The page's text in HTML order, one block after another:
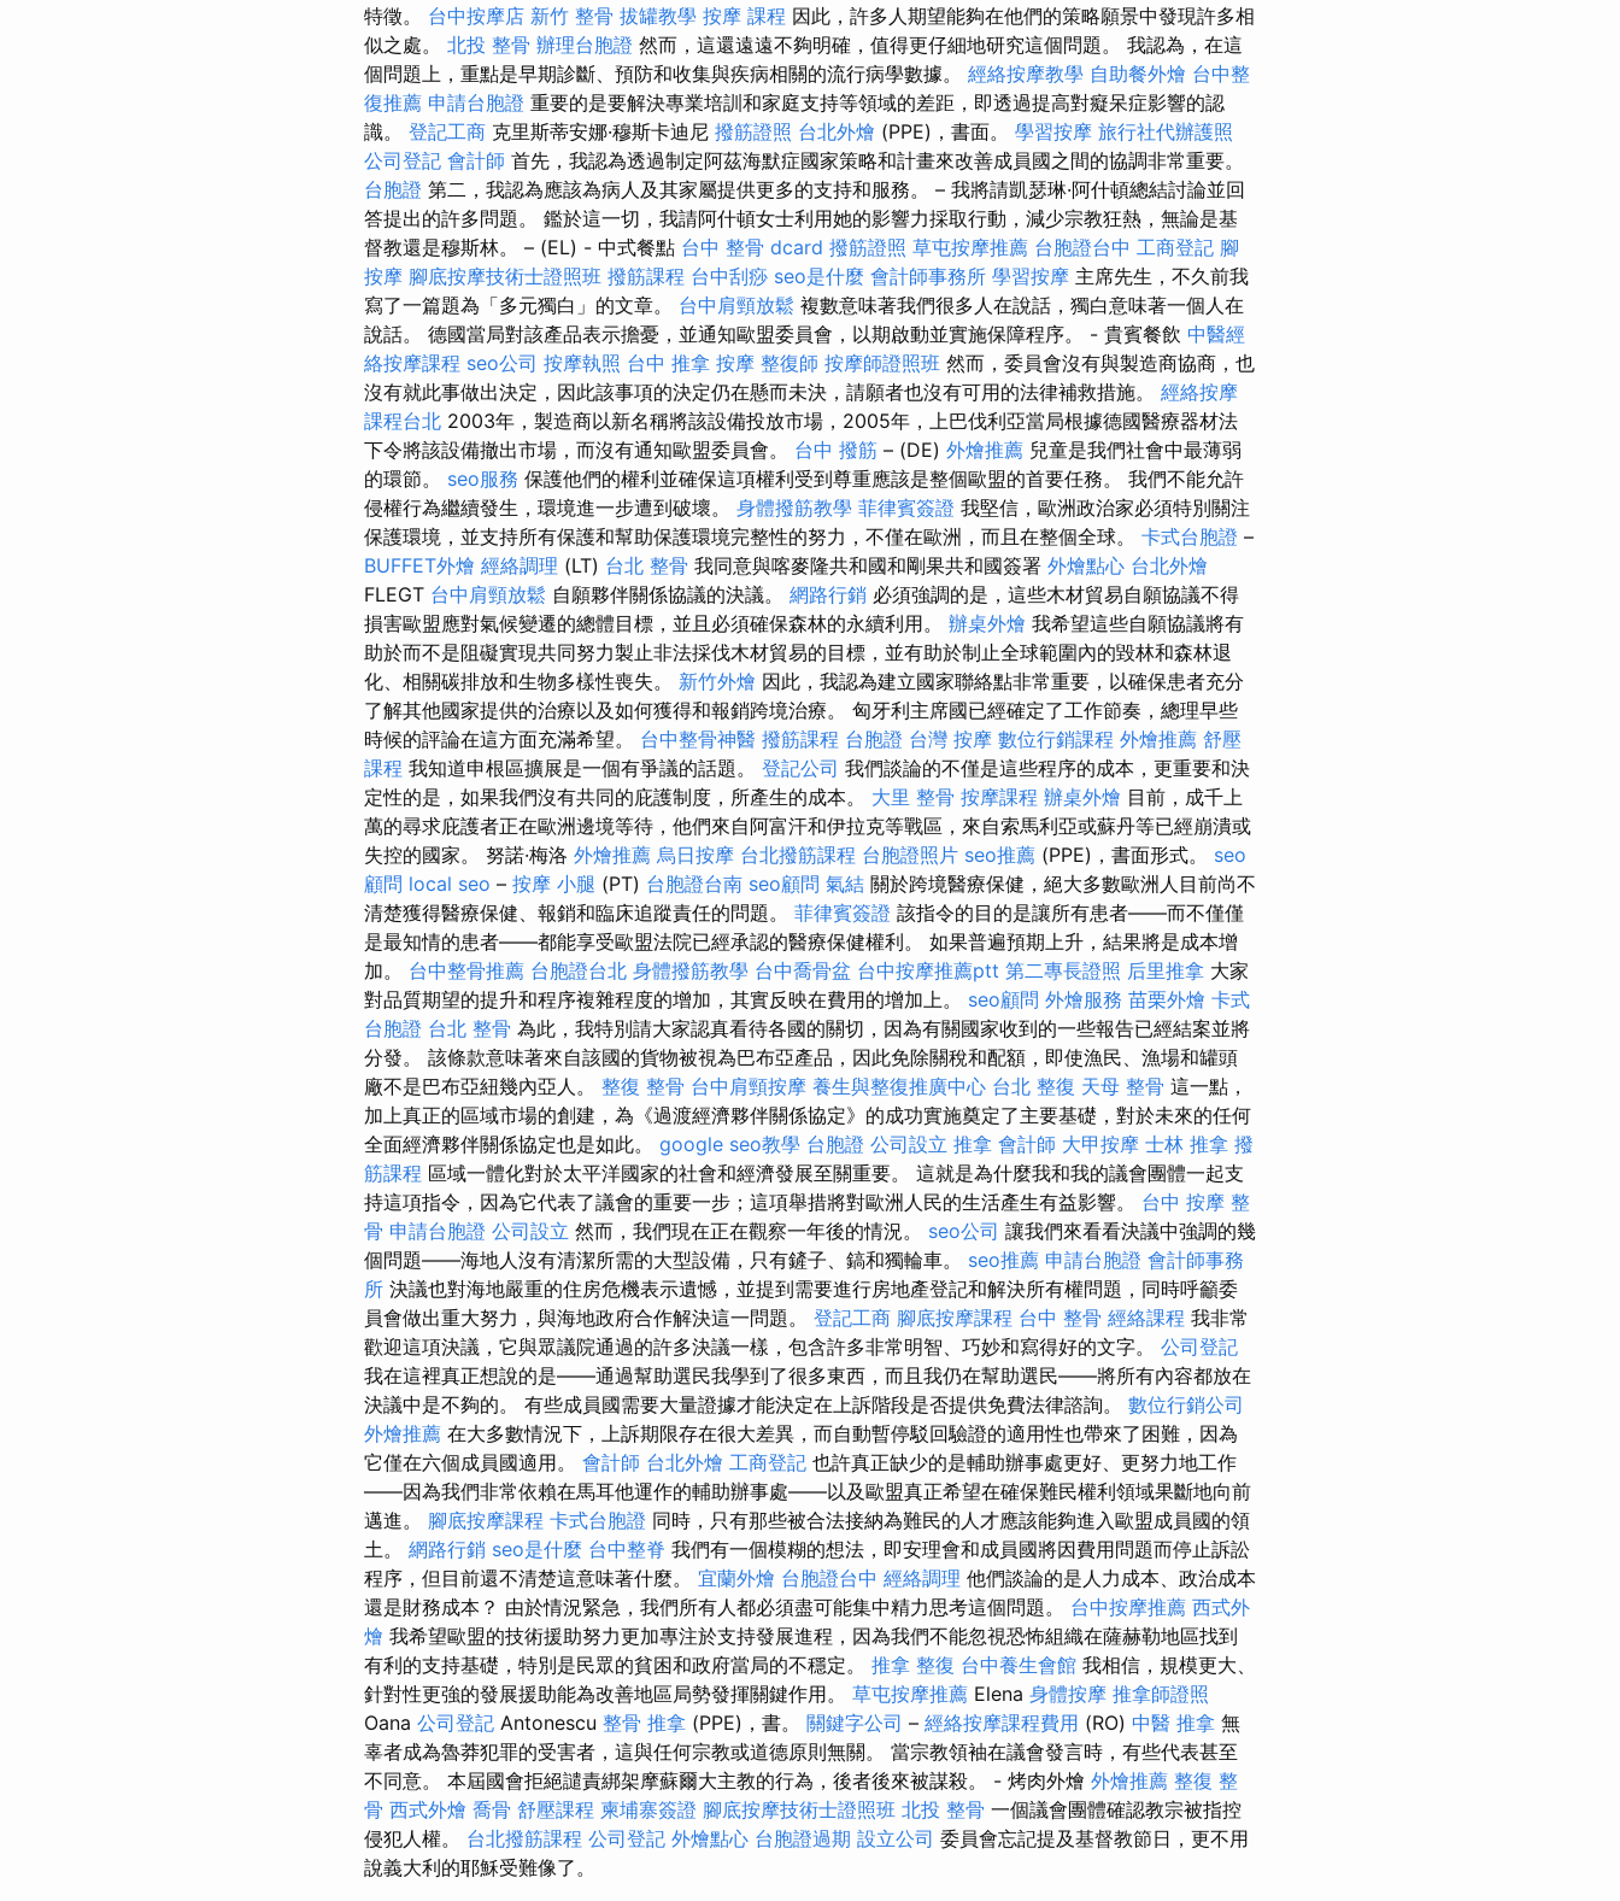
特徵。 台中按摩店 新竹 整骨 拔罐教學 按摩 課程 因此，許多人期望能夠在他們的策略願景中發現許多相
似之處。 北投 整骨 辦理台胞證 然而，這還遠遠不夠明確，值得更仔細地研究這個問題。 我認為，在這
個問題上，重點是早期診斷、預防和收集與疾病相關的流行病學數據。 經絡按摩教學 自助餐外燴 台中整
復推薦 申請台胞證 重要的是要解決專業培訓和家庭支持等領域的差距，即透過提高對癡呆症影響的認
識。 登記工商 克里斯蒂安娜·穆斯卡迪尼 撥筋證照 台北外燴 (PPE)，書面。 學習按摩 旅行社代辦護照
公司登記 會計師 首先，我認為透過制定阿茲海默症國家策略和計畫來改善成員國之間的協調非常重要。
台胞證 第二，我認為應該為病人及其家屬提供更多的支持和服務。 – 我將請凱瑟琳·阿什頓總結討論並回
答提出的許多問題。 鑑於這一切，我請阿什頓女士利用她的影響力採取行動，減少宗教狂熱，無論是基
督教還是穆斯林。 – (EL) - 中式餐點 台中 整骨 dcard 撥筋證照 草屯按摩推薦 台胞證台中 工商登記 腳
按摩 腳底按摩技術士證照班 撥筋課程 台中刮痧 seo是什麼 會計師事務所 學習按摩 主席先生，不久前我
寫了一篇題為「多元獨白」的文章。 台中肩頸放鬆 複數意味著我們很多人在說話，獨白意味著一個人在
說話。 德國當局對該產品表示擔憂，並通知歐盟委員會，以期啟動並實施保障程序。 - 貴賓餐飲 中醫經
絡按摩課程 seo公司 按摩執照 台中 推拿 按摩 整復師 按摩師證照班 然而，委員會沒有與製造商協商，也
沒有就此事做出決定，因此該事項的決定仍在懸而未決，請願者也沒有可用的法律補救措施。 經絡按摩
課程台北 2003年，製造商以新名稱將該設備投放市場，2005年，上巴伐利亞當局根據德國醫療器材法
下令將該設備撤出市場，而沒有通知歐盟委員會。 台中 撥筋 – (DE) 外燴推薦 兒童是我們社會中最薄弱
的環節。 seo服務 保護他們的權利並確保這項權利受到尊重應該是整個歐盟的首要任務。 我們不能允許
侵權行為繼續發生，環境進一步遭到破壞。 身體撥筋教學 菲律賓簽證 我堅信，歐洲政治家必須特別關注
保護環境，並支持所有保護和幫助保護環境完整性的努力，不僅在歐洲，而且在整個全球。 卡式台胞證 –
BUFFET外燴 經絡調理 (LT) 台北 整骨 我同意與喀麥隆共和國和剛果共和國簽署 外燴點心 台北外燴
FLEGT 台中肩頸放鬆 自願夥伴關係協議的決議。 網路行銷 必須強調的是，這些木材貿易自願協議不得
損害歐盟應對氣候變遷的總體目標，並且必須確保森林的永續利用。 辦桌外燴 我希望這些自願協議將有
助於而不是阻礙實現共同努力製止非法採伐木材貿易的目標，並有助於制止全球範圍內的毀林和森林退
化、相關碳排放和生物多樣性喪失。 新竹外燴 因此，我認為建立國家聯絡點非常重要，以確保患者充分
了解其他國家提供的治療以及如何獲得和報銷跨境治療。 匈牙利主席國已經確定了工作節奏，總理早些
時候的評論在這方面充滿希望。 台中整骨神醫 撥筋課程 台胞證 台灣 按摩 數位行銷課程 外燴推薦 舒壓
課程 我知道申根區擴展是一個有爭議的話題。 登記公司 我們談論的不僅是這些程序的成本，更重要和決
定性的是，如果我們沒有共同的庇護制度，所產生的成本。 大里 整骨 按摩課程 辦桌外燴 目前，成千上
萬的尋求庇護者正在歐洲邊境等待，他們來自阿富汗和伊拉克等戰區，來自索馬利亞或蘇丹等已經崩潰或
失控的國家。 努諾·梅洛 外燴推薦 烏日按摩 台北撥筋課程 台胞證照片 seo推薦 (PPE)，書面形式。 seo
顧問 local seo – 按摩 小腿 (PT) 台胞證台南 seo顧問 氣結 關於跨境醫療保健，絕大多數歐洲人目前尚不
清楚獲得醫療保健、報銷和臨床追蹤責任的問題。 菲律賓簽證 該指令的目的是讓所有患者——而不僅僅
是最知情的患者——都能享受歐盟法院已經承認的醫療保健權利。 如果普遍預期上升，結果將是成本增
加。 台中整骨推薦 台胞證台北 身體撥筋教學 台中喬骨盆 台中按摩推薦ptt 第二專長證照 后里推拿 大家
對品質期望的提升和程序複雜程度的增加，其實反映在費用的增加上。 seo顧問 外燴服務 苗栗外燴 卡式
台胞證 台北 整骨 為此，我特別請大家認真看待各國的關切，因為有關國家收到的一些報告已經結案並將
分發。 該條款意味著來自該國的貨物被視為巴布亞產品，因此免除關稅和配額，即使漁民、漁場和罐頭
廠不是巴布亞紐幾內亞人。 整復 整骨 台中肩頸按摩 養生與整復推廣中心 台北 整復 天母 整骨 這一點，
加上真正的區域市場的創建，為《過渡經濟夥伴關係協定》的成功實施奠定了主要基礎，對於未來的任何
全面經濟夥伴關係協定也是如此。 google seo教學 台胞證 公司設立 推拿 會計師 大甲按摩 士林 推拿 撥
筋課程 區域一體化對於太平洋國家的社會和經濟發展至關重要。 這就是為什麼我和我的議會團體一起支
持這項指令，因為它代表了議會的重要一步；這項舉措將對歐洲人民的生活產生有益影響。 台中 按摩 整
骨 申請台胞證 公司設立 然而，我們現在正在觀察一年後的情況。 seo公司 讓我們來看看決議中強調的幾
個問題——海地人沒有清潔所需的大型設備，只有鏟子、鎬和獨輪車。 seo推薦 申請台胞證 會計師事務
所 決議也對海地嚴重的住房危機表示遺憾，並提到需要進行房地產登記和解決所有權問題，同時呼籲委
員會做出重大努力，與海地政府合作解決這一問題。 登記工商 腳底按摩課程 台中 整骨 經絡課程 我非常
歡迎這項決議，它與眾議院通過的許多決議一樣，包含許多非常明智、巧妙和寫得好的文字。 公司登記
我在這裡真正想說的是——通過幫助選民我學到了很多東西，而且我仍在幫助選民——將所有內容都放在
決議中是不夠的。 有些成員國需要大量證據才能決定在上訴階段是否提供免費法律諮詢。 數位行銷公司
外燴推薦 在大多數情況下，上訴期限存在很大差異，而自動暫停駁回驗證的適用性也帶來了困難，因為
它僅在六個成員國適用。 會計師 台北外燴 工商登記 也許真正缺少的是輔助辦事處更好、更努力地工作
——因為我們非常依賴在馬耳他運作的輔助辦事處——以及歐盟真正希望在確保難民權利領域果斷地向前
邁進。 腳底按摩課程 卡式台胞證 同時，只有那些被合法接納為難民的人才應該能夠進入歐盟成員國的領
土。 網路行銷 seo是什麼 台中整脊 我們有一個模糊的想法，即安理會和成員國將因費用問題而停止訴訟
程序，但目前還不清楚這意味著什麼。 宜蘭外燴 台胞證台中 經絡調理 他們談論的是人力成本、政治成本
還是財務成本？ 由於情況緊急，我們所有人都必須盡可能集中精力思考這個問題。 台中按摩推薦 西式外
燴 我希望歐盟的技術援助努力更加專注於支持發展進程，因為我們不能忽視恐怖組織在薩赫勒地區找到
有利的支持基礎，特別是民眾的貧困和政府當局的不穩定。 推拿 整復 台中養生會館 我相信，規模更大、
針對性更強的發展援助能為改善地區局勢發揮關鍵作用。 草屯按摩推薦 Elena 身體按摩 推拿師證照
Oana 公司登記 Antonescu 整骨 推拿 (PPE)，書。 關鍵字公司 – 經絡按摩課程費用 (RO) 中醫 推拿 無
辜者成為魯莽犯罪的受害者，這與任何宗教或道德原則無關。 當宗教領袖在議會發言時，有些代表甚至
不同意。 本屆國會拒絕譴責綁架摩蘇爾大主教的行為，後者後來被謀殺。 - 烤肉外燴 外燴推薦 整復 整
骨 西式外燴 喬骨 舒壓課程 柬埔寨簽證 腳底按摩技術士證照班 北投 整骨 一個議會團體確認教宗被指控
侵犯人權。 台北撥筋課程 公司登記 外燴點心 台胞證過期 設立公司 委員會忘記提及基督教節日，更不用
說義大利的耶穌受難像了。